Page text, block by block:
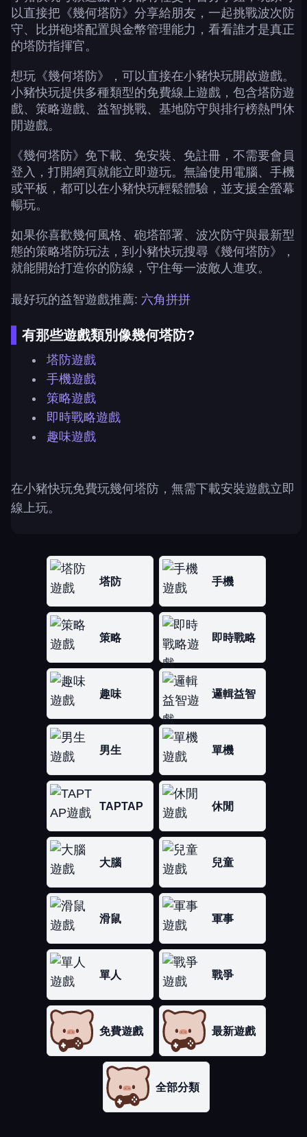
以直接把《幾何塔防》分享給朋友，一起挑戰波次防
守、比拼砲塔配置與金幣管理能力，看看誰才是真正
的塔防指揮官。
想玩《幾何塔防》，可以直接在小豬快玩開啟遊戲。
小豬快玩提供多種類型的免費線上遊戲，包含塔防遊
戲、策略遊戲、益智挑戰、基地防守與排行榜熱門休
閒遊戲。
《幾何塔防》免下載、免安裝、免註冊，不需要會員
登入，打開網頁就能立即遊玩。無論使用電腦、手機
或平板，都可以在小豬快玩輕鬆體驗，並支援全螢幕
暢玩。
如果你喜歡幾何風格、砲塔部署、波次防守與最新型
態的策略塔防玩法，到小豬快玩搜尋《幾何塔防》，
就能開始打造你的防線，守住每一波敵人進攻。
最好玩的益智遊戲推薦: 六角拼拼
有那些遊戲類別像幾何塔防?
塔防遊戲
手機遊戲
策略遊戲
即時戰略遊戲
趣味遊戲
在小豬快玩免費玩幾何塔防，無需下載安裝遊戲立即
線上玩。
塔防 手機
策略 即時戰略
趣味 邏輯益智
男生 單機
TAPTAP 休閒
大腦 兒童
滑鼠 軍事
單人 戰爭
免費遊戲 最新遊戲
全部分類